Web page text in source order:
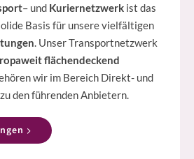
– und Kuriernetzwerk ist das
Basis für unsere vielfältigen
. Unser Transportnetzwerk
flächendeckend
wir im Bereich Direkt- und
den führenden Anbietern.